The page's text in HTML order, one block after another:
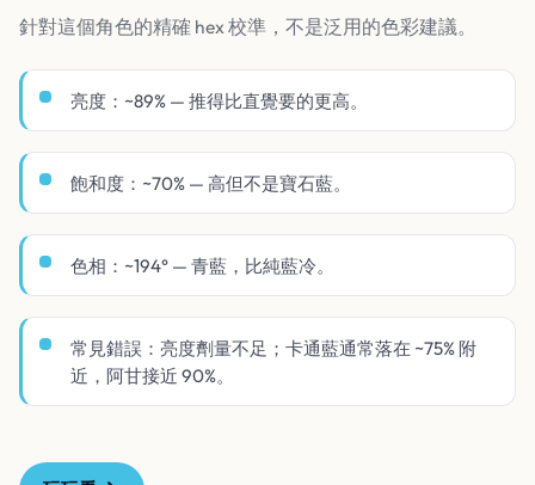
針對這個角色的精確 hex 校準，不是泛用的色彩建議。
亮度：~89% — 推得比直覺要的更高。
飽和度：~70% — 高但不是寶石藍。
色相：~194° — 青藍，比純藍冷。
常見錯誤：亮度劑量不足；卡通藍通常落在 ~75% 附
近，阿甘接近 90%。